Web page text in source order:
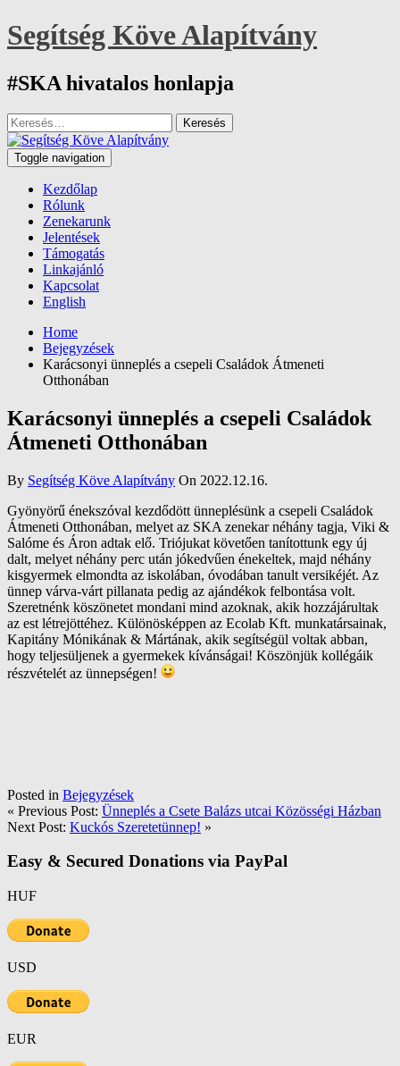
Skip
to
Segítség Köve Alapítvány
#SKA hivatalos honlapja
Keresés:
Toggle navigation
Kezdőlap
Rólunk
Zenekarunk
Jelentések
Támogatás
Linkajánló
Kapcsolat
English
Home
Bejegyzések
Karácsonyi ünneplés a csepeli Családok Átmeneti
Otthonában
Karácsonyi ünneplés a csepeli Családok
Átmeneti Otthonában
By Segítség Köve Alapítvány On 2022.12.16.
Gyönyörű énekszóval kezdődött ünneplésünk a csepeli Családok
Átmeneti Otthonában, melyet az SKA zenekar néhány tagja, Viki &
Salóme és Áron adtak elő. Triójukat követően tanítottunk egy új
dalt, melyet néhány perc után jókedvűen énekeltek, majd néhány
kisgyermek elmondta az iskolában, óvodában tanult versikéjét. Az
ünnep várva-várt pillanata pedig az ajándékok felbontása volt.
Szeretnénk köszönetet mondani mind azoknak, akik hozzájárultak
az est létrejöttéhez. Különösképpen az Ecolab Kft. munkatársainak,
Kapitány Mónikának & Mártának, akik segítségül voltak abban,
hogy teljesüljenek a gyermekek kívánságai! Köszönjük kollégáik
részvételét az ünnepségen!
Posted in Bejegyzések
« Previous Post: Ünneplés a Csete Balázs utcai Közösségi Házban
Next Post: Kuckós Szeretetünnep! »
Easy & Secured Donations via PayPal
HUF
USD
EUR